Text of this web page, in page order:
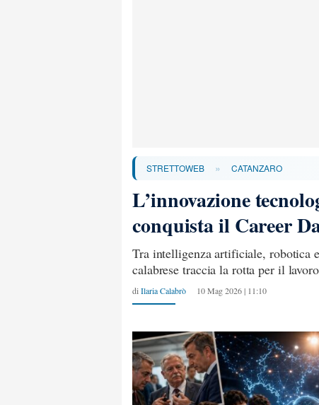
STRETTOWEB » CATANZARO
L’innovazione
conquista il Career
Tra intelligenza artificiale, robotica
calabrese traccia la rotta per il
di Ilaria Calabrò 10 Mag 2026 | 11:10